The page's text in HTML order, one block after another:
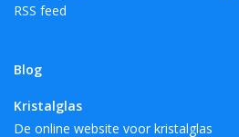
RSS feed
Blog
Kristalglas
De online website voor kristalglas